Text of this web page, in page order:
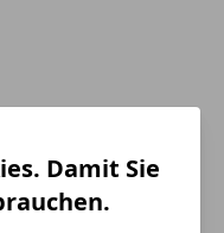
Damit Sie